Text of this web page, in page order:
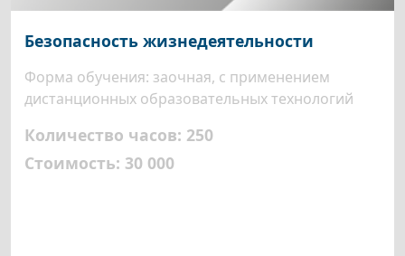
Безопасность жизнедеятельности
Форма обучения: заочная, с применением
дистанционных образовательных технологий
Количество часов: 250
Стоимость: 30 000